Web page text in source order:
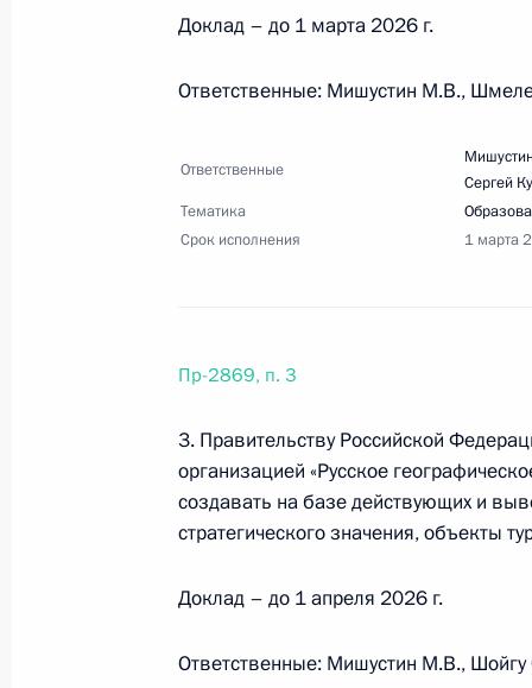
1 ноября 2025 года, 18:00 31 поручение
4 октября 2025 года, 17:00
16 сентября 2025 года, вторник
Перечень поручений по итогам
7 сентября 2025 года, воскресенье
Доклад – до 1 марта 2026 г.
Ответственные: Мишустин М.В.,
Ответственные
Сергей
Тематика
Срок исполнения
1 марта
Пр-2869, п. 3
3. Правительству Российской
организацией «Русское
создавать на базе действующих и
стратегического значения, объекты
Доклад – до 1 апреля 2026 г.
Ответственные: Мишустин М.В., Шойгу